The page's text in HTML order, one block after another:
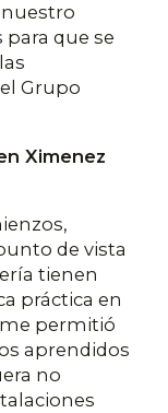
para que se
Grupo
Ximenez
de vista
tienen
práctica en
permitió
aprendidos
no